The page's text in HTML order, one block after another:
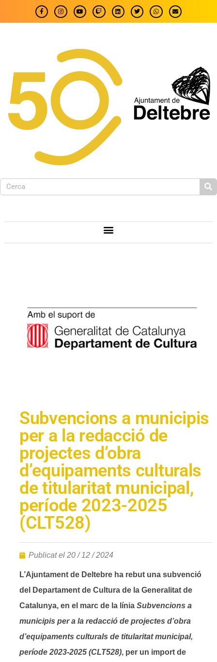
Subvencions a municipis
per a la redacció de
projectes d’obra
d’equipaments culturals
de titularitat municipal,
període 2023-2025
(CLT528)
Publicat el 20 / 12 / 2024
L’Ajuntament de Deltebre ha rebut una subvenció
del Departament de Cultura de la Generalitat de
Catalunya, en el marc de la línia Subvencions a
municipis per a la redacció de projectes d’obra
d’equipaments culturals de titularitat municipal,
període 2023-2025 (CLT528), per un import de